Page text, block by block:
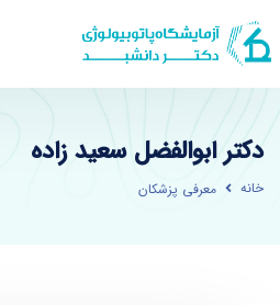
دکتر ابوالفضل سعید زاده
خانه معرفی پزشکان